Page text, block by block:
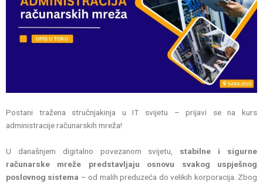
Postani tražena stručnjakinja u IT svijetu – prijavi se na kurs
administracije računarskih mreža!
U današnjem digitalno povezanom svijetu, stabilne i sigurne
računarske mreže predstavljaju osnovu svakog uspješnog
poslovnog sistema – od malih preduzeća do velikih korporacija. Zbog